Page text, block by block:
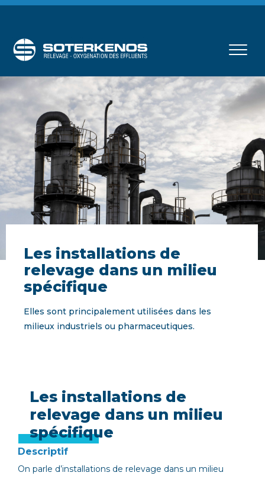
Les installations de
relevage dans un milieu
spécifique
Elles sont principalement utilisées dans les
milieux industriels ou pharmaceutiques.
Les installations de
relevage dans un milieu
spécifique
Descriptif
On parle d’installations de relevage dans un milieu